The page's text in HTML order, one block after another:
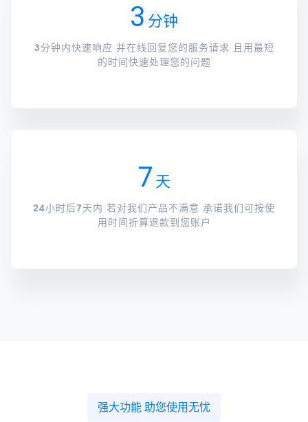
3 分钟
3分钟内快速响应 并在线回复您的服务请求 且用最短
的时间快速处理您的问题
7 天
24小时后7天内 若对我们产品不满意 承诺我们可按使
用时间折算退款到您账户
强大功能 助您使用无忧